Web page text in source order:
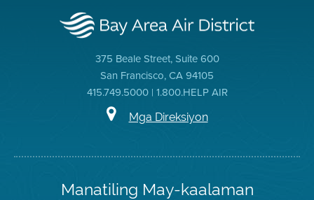
375 Beale Street, Suite 600
San Francisco, CA 94105
415.749.5000 | 1.800.HELP AIR
Mga Direksiyon
Manatiling May-kaalaman